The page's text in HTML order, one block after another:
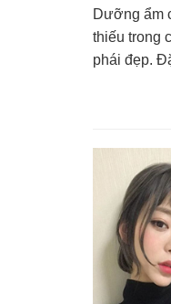
da
Dưỡng ẩm
thiếu trong
phái đẹp.
nóng, da